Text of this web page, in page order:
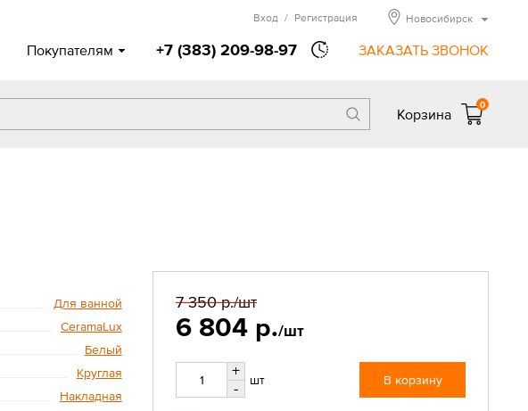
Покупателям +7 (383) 209-98-97 ЗАКАЗАТЬ ЗВОНОК
Вход / Регистрация Новосибирск
Корзина
0
Для ванной
CeramaLux
Белый
Круглая
Накладная
7 350 р./шт
6 804 р./шт
+
-
шт В корзину